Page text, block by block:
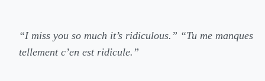
“I miss you so much it’s ridiculous.” “Tu me manques
tellement c’en est ridicule.”